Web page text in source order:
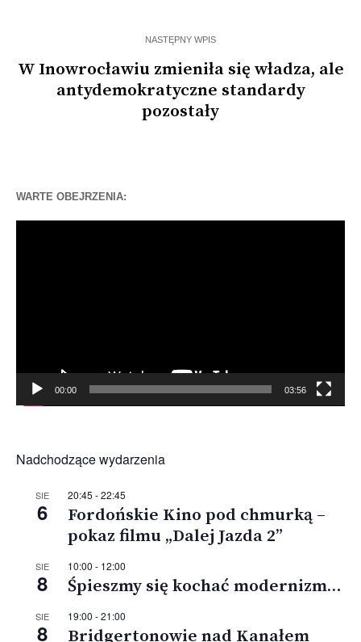
NASTĘPNY WPIS
W Inowrocławiu zmieniła się władza, ale
antydemokratyczne standardy
pozostały
WARTE OBEJRZENIA:
00:00 03:56
Nadchodzące wydarzenia
SIE
6
20:45 -22:45
Fordońskie Kino pod chmurką –
pokaz filmu „Dalej Jazda 2”
SIE
8
10:00 - 12:00
Śpieszmy się kochać modernizm…
SIE
8
19:00 -21:00
Bridgertonowie nad Kanałem